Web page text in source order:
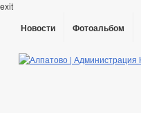
exit
Новости Фотоальбом